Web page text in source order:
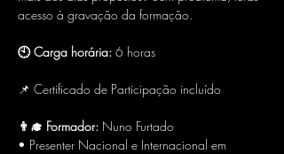
acesso à gravação da formação.
🕙 Carga horária: 6 horas
📌 Certificado de Participação incluído
👨‍🎓 Formador: Nuno Furtado
• Presenter Nacional e Internacional em